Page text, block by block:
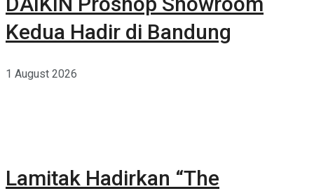
Kedua Hadir di Bandung
1 August 2026
Lamitak Hadirkan “The